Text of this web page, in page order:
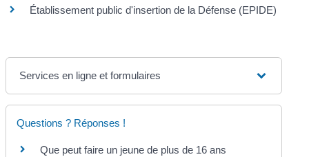
Établissement public d'insertion de la Défense (EPIDE)
Services en ligne et formulaires
Questions ? Réponses !
Que peut faire un jeune de plus de 16 ans